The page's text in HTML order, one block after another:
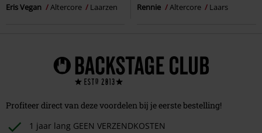
Eris Vegan Altercore Laarzen Rennie Altercore Laars
Profiteer direct van deze voordelen bij je eerste bestelling!
1 jaar lang GEEN VERZENDKOSTEN